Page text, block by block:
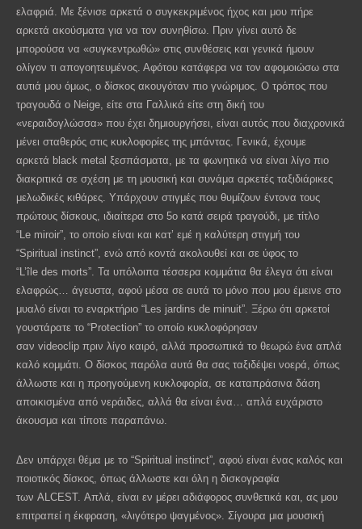
ελαφριά. Με ξένισε αρκετά ο συγκεκριμένος ήχος και μου πήρε
αρκετά ακούσματα για να τον συνηθίσω. Πριν γίνει αυτό δε
μπορούσα να «συγκεντρωθώ» στις συνθέσεις και γενικά ήμουν
ολίγον τι απογοητευμένος. Αφότου κατάφερα να τον αφομοιώσω στα
αυτιά μου όμως, ο δίσκος ακουγόταν πιο γνώριμος. Ο τρόπος που
τραγουδά ο Neige , είτε στα Γαλλικά είτε στη δική του
«νεραιδογλώσσα» που έχει δημιουργήσει, είναι αυτός που διαχρονικά
μένει σταθερός στις κυκλοφορίες της μπάντας. Γενικά, έχουμε
αρκετά black metal ξεσπάσματα, με τα φωνητικά να είναι λίγο πιο
διακριτικά σε σχέση με τη μουσική και συνάμα αρκετές ταξιδιάρικες
μελωδικές κιθάρες. Υπάρχουν στιγμές που θυμίζουν έντονα τους
πρώτους δίσκους, ιδιαίτερα στο 5ο κατά σειρά τραγούδι, με τίτλο
“Le miroir”, το οποίο είναι και κατ’ εμέ η καλύτερη στιγμή του
“Spiritual instinct”, ενώ από κοντά ακολουθεί και σε ύφος το
“L’île des morts”. Τα υπόλοιπα τέσσερα κομμάτια θα έλεγα ότι είναι
ελαφρώς… άγευστα, αφού μέσα σε αυτά το μόνο που μου έμεινε στο
μυαλό είναι το εναρκτήριο “Les jardins de minuit”. Ξέρω ότι αρκετοί
γουστάρατε το “Protection” το οποίο κυκλοφόρησαν
σαν videoclip πριν λίγο καιρό, αλλά προσωπικά το θεωρώ ένα απλά
καλό κομμάτι. Ο δίσκος παρόλα αυτά θα σας ταξιδέψει νοερά, όπως
άλλωστε και η προηγούμενη κυκλοφορία, σε καταπράσινα δάση
αποικισμένα από νεράιδες, αλλά θα είναι ένα… απλά ευχάριστο
άκουσμα και τίποτε παραπάνω.
Δεν υπάρχει θέμα με το “Spiritual instinct”, αφού είναι ένας καλός και
ποιοτικός δίσκος, όπως άλλωστε και όλη η δισκογραφία
των ALCEST. Απλά, είναι εν μέρει αδιάφορος συνθετικά και ας μου
επιτραπεί η έκφραση «λιγότερο ψαγμένος». Σίγουρα μια μουσική